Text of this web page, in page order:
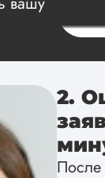
2.
После